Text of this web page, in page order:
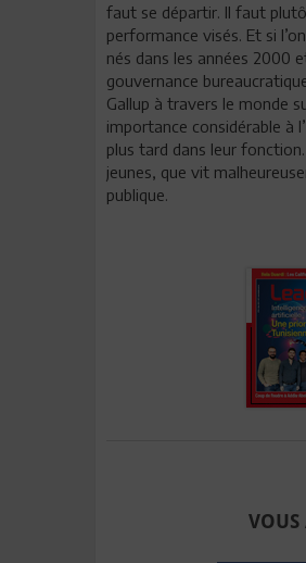
faut se départir. Il faut
performance visés. Et si
nés dans les années 2000
gouvernance
Gallup à travers le monde
importance considérable à
plus tard dans leur
jeunes, que vit
publique.
VOUS